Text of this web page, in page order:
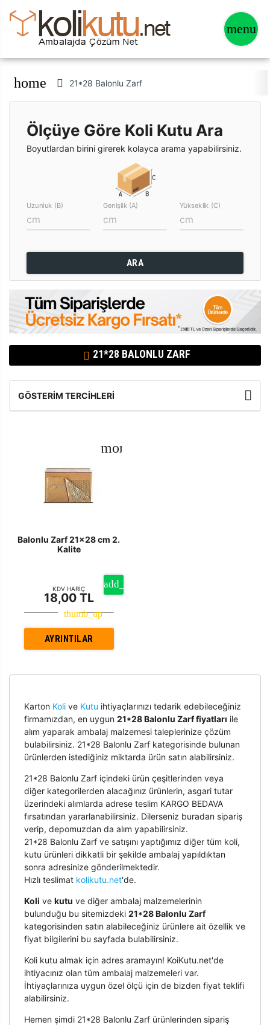
home 21*28 Balonlu Zarf
Ölçüye Göre Koli Kutu Ara
Boyutlardan birini girerek kolayca arama yapabilirsiniz.
Uzunluk (B) Genişlik (A) Yükseklik (C)
ARA
21*28 BALONLU ZARF
GÖSTERIM TERCIHLERI
Balonlu Zarf 21x28 cm 2.
Kalite
KDV HARİÇ
18,00 TL
AYRINTILAR
Karton Kolive Kutu ihtiyaçlarınızı tedarik edebileceğiniz
firmamızdan, en uygun 21*28 Balonlu Zarf fiyatları ile
alım yaparak ambalaj malzemesi taleplerinize çözüm
bulabilirsiniz. 21*28 Balonlu Zarf kategorisinde bulunan
ürünlerden istediğiniz miktarda ürün satın alabilirsiniz.
21*28 Balonlu Zarf içindeki ürün çeşitlerinden veya
diğer kategorilerden alacağınız ürünlerin, asgari tutar
üzerindeki alımlarda adrese teslim KARGO BEDAVA
fırsatından yararlanabilirsiniz. Dilerseniz buradan sipariş
verip, depomuzdan da alım yapabilirsiniz.
21*28 Balonlu Zarf ve satışını yaptığımız diğer tüm koli,
kutu ürünleri dikkatli bir şekilde ambalaj yapıldıktan
sonra adresinize gönderilmektedir.
Hızlı teslimat kolikutu.net'de.
Koli ve kutu ve diğer ambalaj malzemelerinin
bulunduğu bu sitemizdeki 21*28 Balonlu Zarf
kategorisinden satın alabileceğiniz ürünlere ait özellik ve
fiyat bilgilerini bu sayfada bulabilirsiniz.
Koli kutu almak için adres aramayın! KoiKutu.net'de
ihtiyacınız olan tüm ambalaj malzemeleri var.
İhtiyaçlarınıza uygun özel ölçü için de bizden fiyat teklifi
alabilirsiniz.
Hemen şimdi 21*28 Balonlu Zarf ürünlerinden sipariş